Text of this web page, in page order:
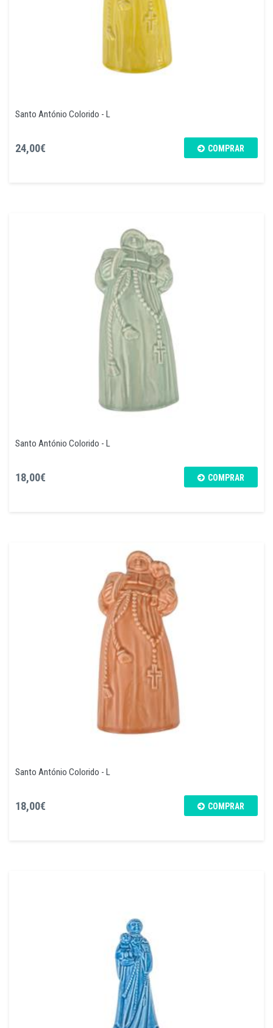
Santo António Colorido - L
24,00€ COMPRAR
Santo António Colorido - L
18,00€ COMPRAR
Santo António Colorido - L
18,00€ COMPRAR